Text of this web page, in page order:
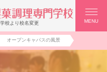
校より校名変更 MENU
オープンキャパスの風景